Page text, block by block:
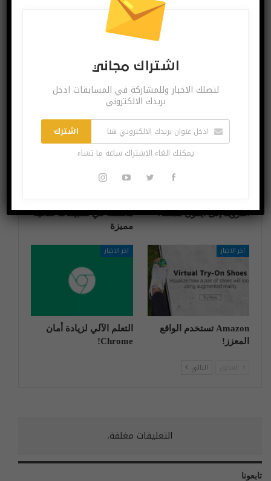
كاميرات أجهزة آبل
أندرويد إلى آيفون ممكناً؟
تطبيقات وبرامج
مختلفة في تطبيقات صحية
مميزة
آخر الاخبار
Amazon تستخدم الواقع
المعزز!
آخر الاخبار
التعلم الآلي لزيادة أمان
Chrome!
التالي
التعليقات مغلقة.
تابعونا
اشتراك مجاني
لتصلك الاخبار وللمشاركة في المسابقات ادخل
بريدك الالكتروني
اشترك
يمكنك الغاء الاشتراك ساعة ما تشاء